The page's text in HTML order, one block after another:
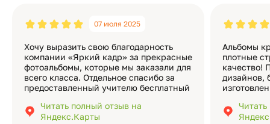
07 июля 2025
Хочу выразить свою благодарность
компании «Яркий кадр» за прекрасные
фотоальбомы, которые мы заказали для
всего класса. Отдельное спасибо за
предоставленный учителю бесплатный
подчёркивает значимость события.
Качество альбомов на высшем уровне:
Читать полный отзыв на
Яндекс.Карты
Альбомы
плотные
качество!
дизайнов,
добавить